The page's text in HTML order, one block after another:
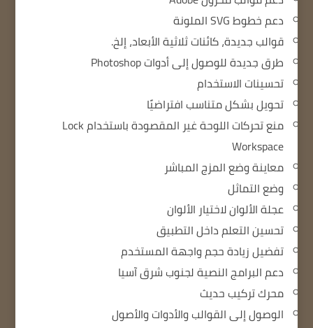
دعم خطوط SVG الملونة
قوالب جديدة، كائنات ثلاثية الأبعاد، إلخ.
طرق جديدة للوصول إلى أدوات Photoshop
تحسينات الاستخدام
تحويل بشكل متناسب افتراضيًا
منع تحركات اللوحة غير المقصودة باستخدام Lock
Workspace
معاينة وضع المزج المباشر
وضع التماثل
عجلة الألوان لاختيار الألوان
تحسين التعلم داخل التطبيق
تفضيل زيادة حجم واجهة المستخدم
دعم البرامج النصية لجنوب شرق آسيا
محرك تركيب حديث
الوصول إلى القوالب والأدوات والأصول